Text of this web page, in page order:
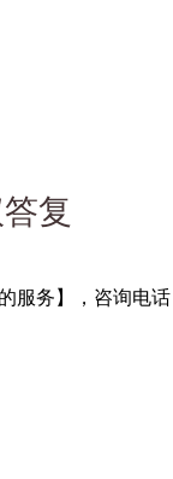
复
务】，咨询电话